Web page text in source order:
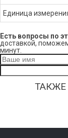
Единица
Есть вопросы по
доставкой,
минут.
ТАКЖЕ